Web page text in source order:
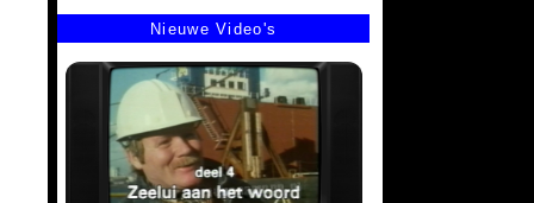
Nieuwe Video's